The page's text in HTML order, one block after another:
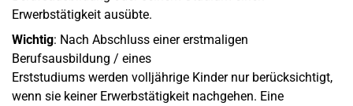
Erwerbstätigkeit ausübte.
Wichtig: Nach Abschluss einer erstmaligen
Berufsausbildung / eines
Erststudiums werden volljährige Kinder nur berücksichtigt,
wenn sie keiner Erwerbstätigkeit nachgehen. Eine